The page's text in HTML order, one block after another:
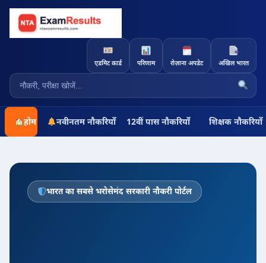
एडमिट कार्ड परिणाम रोज़ाना अपडेट अखिल भारत
होम नवीनतम नौकरियाँ 12वीं पास नौकरियाँ शिक्षक नौकरियाँ
भारत का सबसे भरोसेमंद सरकारी नौकरी पोर्टल